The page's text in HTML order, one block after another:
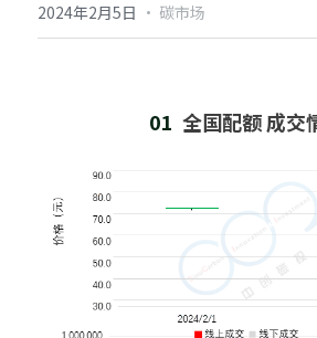
2024年2月5日 · 碳市场
01 全国配额 成交